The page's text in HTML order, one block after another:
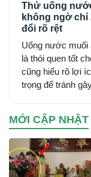
Thử uống
không ngờ chỉ
đổi rõ rệt
Uống nước muối
là thói quen tốt
cũng hiểu rõ lợi
trọng để tránh
MỚI CẬP NHẬT